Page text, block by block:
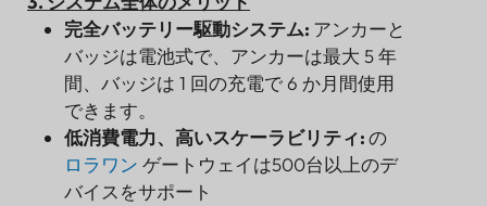
完全バッテリー駆動システム: アンカーと
バッジは電池式で、アンカーは最大 5 年
間、バッジは 1 回の充電で 6 か月間使用
できます。
低消費電力、高いスケーラビリティ:の
ロラワン ゲートウェイは500台以上のデ
バイスをサポート